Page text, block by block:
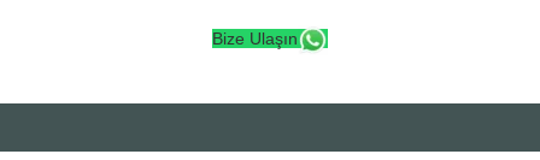
Bize Ulaşın